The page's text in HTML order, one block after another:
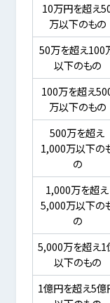
10万円を超え
万以下のもの
50万を超え100
以下のもの
100万を超え
万以下のもの
500万を超え
1,000万以下の
の
1,000万を超え
5,000万以下の
の
5,000万を超え1
以下のもの
1億円を超え5億